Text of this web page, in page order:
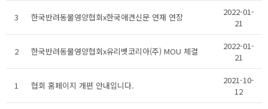
3 한국반려동물영양협회x한국애견신문 연재 연장
2022-01-
21
2 한국반려동물영양협회x유리벳코리아(주) MOU 체결
2022-01-
21
1 협회 홈페이지 개편 안내입니다.
2021-10-
12